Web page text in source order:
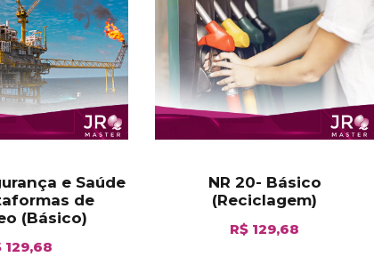
e Saúde
de
(Básico)
129,68
NR 20- Básico
(Reciclagem)
R$ 129,68